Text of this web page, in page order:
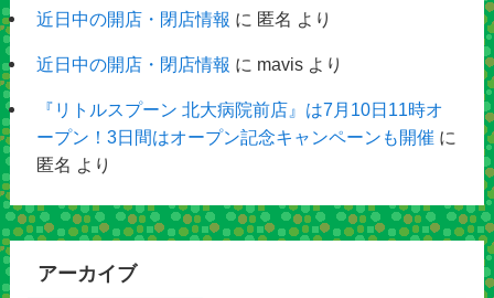
近日中の開店・閉店情報 に 匿名 より
近日中の開店・閉店情報 に mavisより
『リトルスプーン 北大病院前店』は7月10日11時オ
ープン！3日間はオープン記念キャンペーンも開催 に
匿名 より
アーカイブ